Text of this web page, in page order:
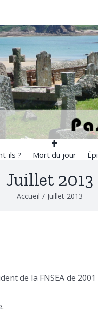
ils ? Mort du jour
Juillet 2013
Accueil / Juillet 2013
de la FNSEA de 2001